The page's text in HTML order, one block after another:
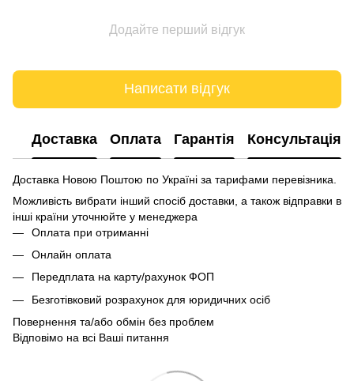
Додайте перший відгук
Написати відгук
Доставка Оплата Гарантія Консультація
Доставка Новою Поштою по Україні за тарифами перевізника.
Можливість вибрати інший спосіб доставки, а також відправки в
інші країни уточнюйте у менеджера
Оплата при отриманні
Онлайн оплата
Передплата на карту/рахунок ФОП
Безготівковий розрахунок для юридичних осіб
Повернення та/або обмін без проблем
Відповімо на всі Ваші питання